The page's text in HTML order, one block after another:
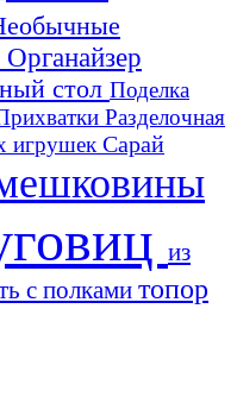
Органайзер
стол Поделка
Разделочная
игрушекСарай
из
с полками топор